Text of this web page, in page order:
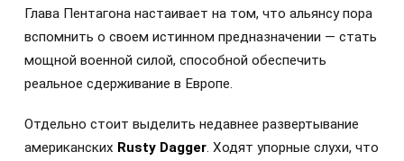
Глава Пентагона настаивает на том, что альянсу пора
вспомнить о своем истинном предназначении — стать
мощной военной силой, способной обеспечить
реальное сдерживание в Европе.
Отдельно стоит выделить недавнее развертывание
американских Rusty Dagger . Ходят упорные слухи, что